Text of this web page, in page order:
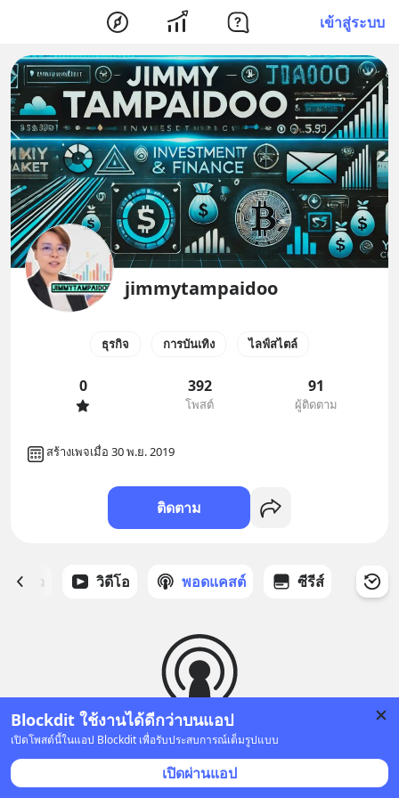
เข้าสู่ระบบ
Blockdit ใช้งานได้ดีกว่าบนแอป
เปิดโพสต์นี้ในแอป Blockdit เพื่อรับประสบการณ์เต็มรูปแบบ
เปิดผ่านแอป
jimmytampaidoo
ธุรกิจ การบันเทิง ไลฟ์สไตล์
0 392
โพสต์
91
ผู้ติดตาม
สร้างเพจเมื่อ 30 พ.ย. 2019
ติดตาม
ด้ดาว วิดีโอ พอดแคสต์ ซีรีส์
ยังไม่มีพอดแคสต์